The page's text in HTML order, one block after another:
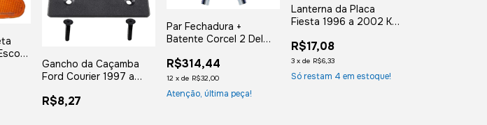
Gancho da Caçamba
Ford Courier 1997 a
R$8,27
Par Fechadura +
Batente Corcel 2 Del
R$314,44
12 xde R$32,00
Atenção, última peça!
Lanterna da Placa
Fiesta 1996 a 2002 Ka
R$17,08
3 xde R$6,33
Só restam 4 em estoque!